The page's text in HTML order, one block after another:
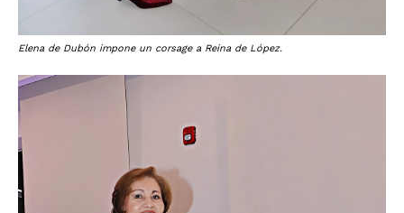
Elena de Dubón impone un corsage a Reina de López.